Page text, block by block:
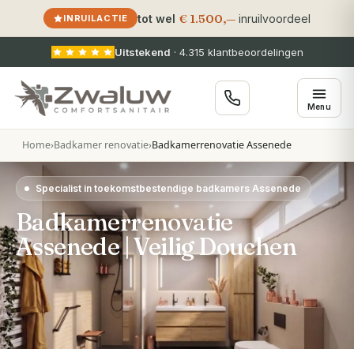
INRUILACTIE tot wel € 1.500,— inruilvoordeel
Uitstekend · 4.315 klantbeoordelingen
Menu
Home›Badkamer renovatie›Badkamerrenovatie Assenede
Specialist in toekomstbestendige badkamers Assenede
Badkamerrenovatie
Assenede | Veilig Douchen